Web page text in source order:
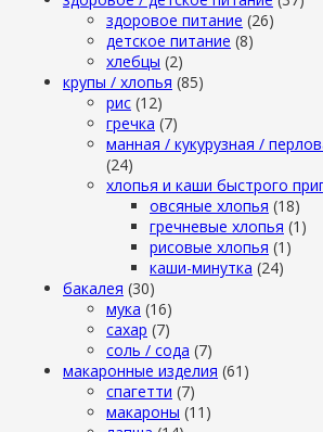
здоровое питание (26)
детское питание (8)
хлебцы (2)
крупы / хлопья (85)
рис (12)
гречка (7)
манная / кукурузная /
(24)
хлопья и каши быстрого
овсяные хлопья (18)
гречневые хлопья (1)
рисовые хлопья (1)
каши-минутка (24)
бакалея (30)
мука (16)
сахар (7)
cоль / cода (7)
макаронные изделия (61)
cпагетти (7)
макароны (11)